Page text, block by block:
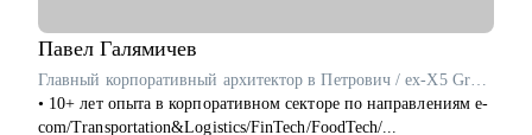
• Специалистам всех уровней и позиций в сфере розница,
FMCG, маркетинг, IT
Павел Галямичев
Главный корпоративный архитектор в Петрович / ex-X5 Group
• 10+ лет опыта в корпоративном секторе по направлениям e-
com/Transportation&Logistics/FinTech/FoodTech/...